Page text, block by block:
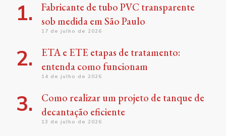
Fabricante de tubo PVC transparente
sob medida em São Paulo
17 de julho de 2026
ETA e ETE etapas de tratamento:
entenda como funcionam
14 de julho de 2026
Como realizar um projeto de tanque de
decantação eficiente
13 de julho de 2026